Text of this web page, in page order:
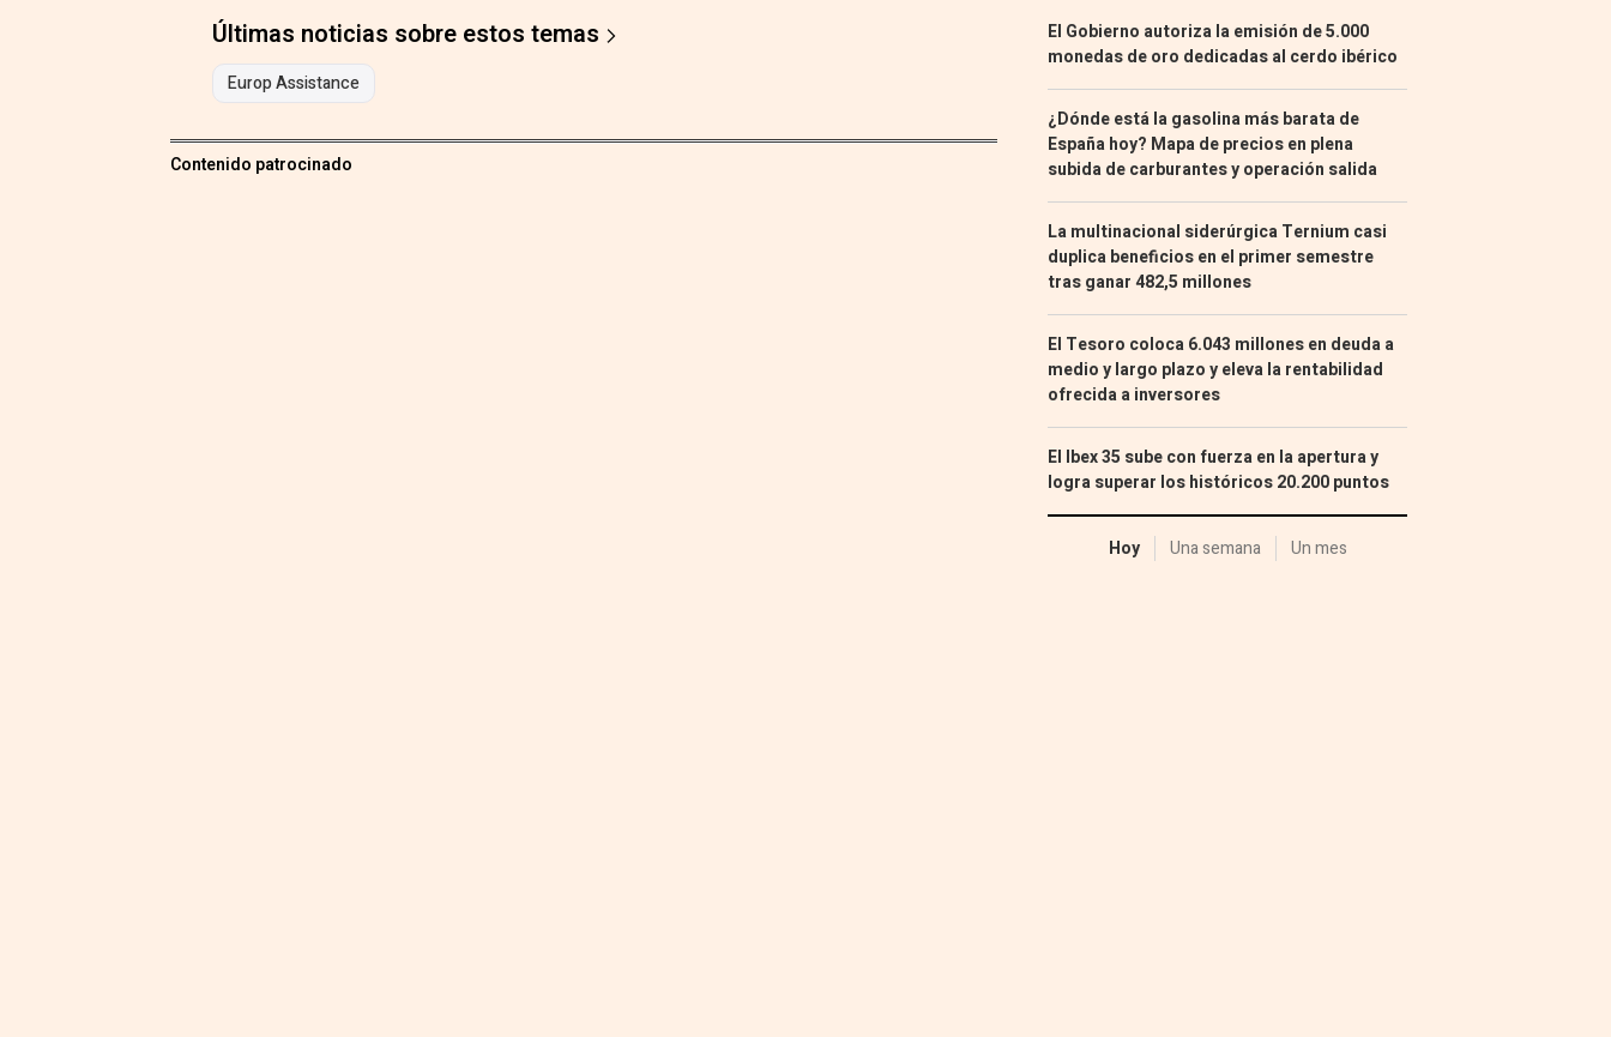
Últimas noticias sobre estos temas
Europ Assistance
Contenido patrocinado
El Gobierno autoriza la emisión de 5.000
monedas de oro dedicadas al cerdo ibérico
¿Dónde está la gasolina más barata de
España hoy? Mapa de precios en plena
subida de carburantes y operación salida
La multinacional siderúrgica Ternium casi
duplica beneficios en el primer semestre
tras ganar 482,5 millones
El Tesoro coloca 6.043 millones en deuda a
medio y largo plazo y eleva la rentabilidad
ofrecida a inversores
El Ibex 35 sube con fuerza en la apertura y
logra superar los históricos 20.200 puntos
Hoy Una semana Un mes